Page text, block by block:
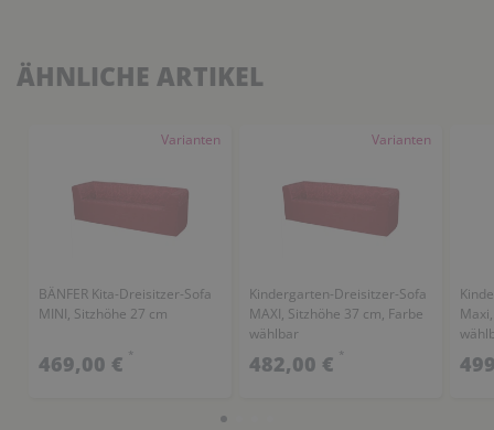
ÄHNLICHE ARTIKEL
Varianten
BÄNFER Kita-Dreisitzer-Sofa
MINI, Sitzhöhe 27 cm
469,00 € *
Varianten
Kindergarten-Dreisitzer-Sofa
MAXI, Sitzhöhe 37 cm, Farbe
wählbar
482,00 € *